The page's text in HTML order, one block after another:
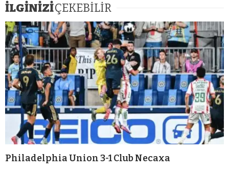
İLGİNİZİÇEKEBİLİR
Philadelphia Union 3-1 Club Necaxa